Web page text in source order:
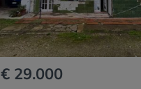
€ 29.000